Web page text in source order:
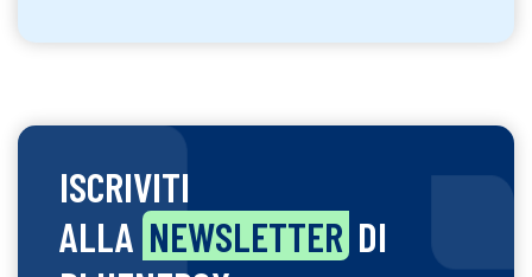
ISCRIVITI
ALLA NEWSLETTER DI